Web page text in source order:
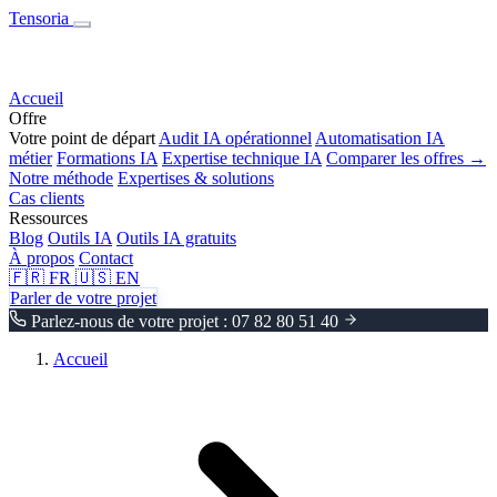
Tensoria
Accueil
Offre
Votre point de départ Audit IA opérationnel Automatisation IA
métier Formations IA Expertise technique IA Comparer les offres →
Notre méthode Expertises & solutions
Cas clients
Ressources
Blog Outils IA Outils IA gratuits
À propos Contact
🇫🇷 FR 🇺🇸 EN
Parler de votre projet
Parlez-nous de votre projet : 07 82 80 51 40
Accueil